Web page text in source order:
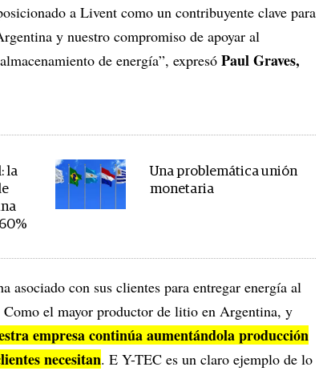
a Livent como un contribuyente clave para
y nuestro compromiso de apoyar al
de energía”, expresó Paul Graves,
la
Una problemática unión
monetaria
asociado con sus clientes para entregar energía al
Como el mayor productor de litio en Argentina, y
empresa continúa aumentándola producción
necesitan. E Y-TEC es un claro ejemplo de lo